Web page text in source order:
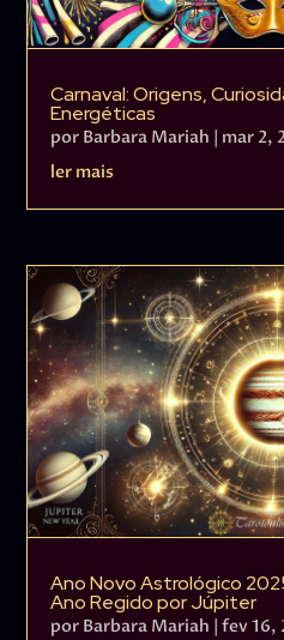
Carnaval: Origens,
Energéticas
por Barbara Mariah | mar 2,
ler mais
Ano Novo Astrológico
Ano Regido por Júpiter
por Barbara Mariah |fev 16,